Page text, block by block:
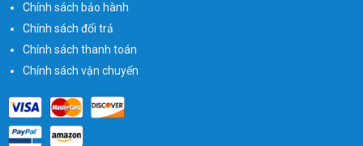
Chính sách bảo hành
Chính sách đổi trả
Chính sách thanh toán
Chính sách vận chuyển